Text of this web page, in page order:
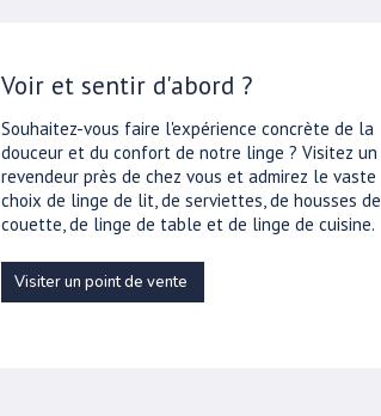
Voir et sentir d'abord ?
Souhaitez-vous faire l'expérience concrète de la
douceur et du confort de notre linge ? Visitez un
revendeur près de chez vous et admirez le vaste
choix de linge de lit, de serviettes, de housses de
couette, de linge de table et de linge de cuisine.
Visiter un point de vente